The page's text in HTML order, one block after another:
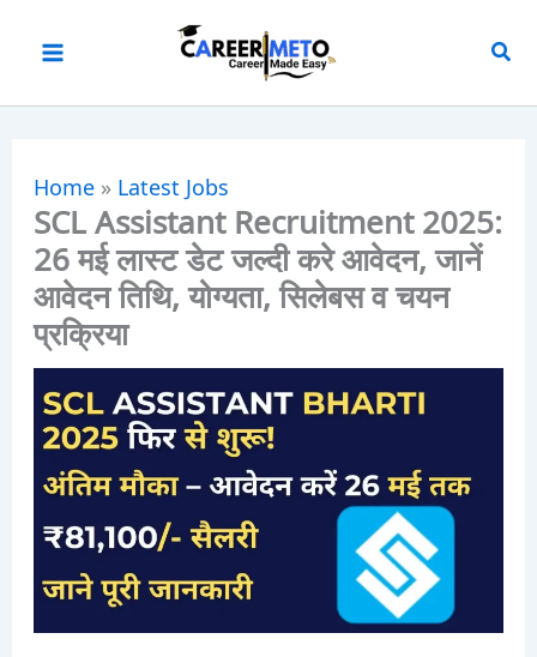
Home» Latest Jobs
SCL Assistant Recruitment 2025:
26 मई लास्ट डेट जल्दी करे आवेदन, जानें
आवेदन तिथि, योग्यता, सिलेबस व चयन
प्रक्रिया